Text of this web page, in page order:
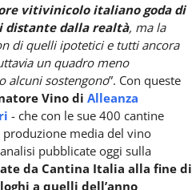
vitivinicolo italiano goda di
distante dalla realtà, ma la
di quelli ipotetici e tutti ancora
un quadro meno
alcuni sostengono”. Con queste
Vino di Alleanza
- che con le sue 400 cantine
media del vino
pubblicate oggi sulla
da Cantina Italia alla fine di
a quelli dell’anno